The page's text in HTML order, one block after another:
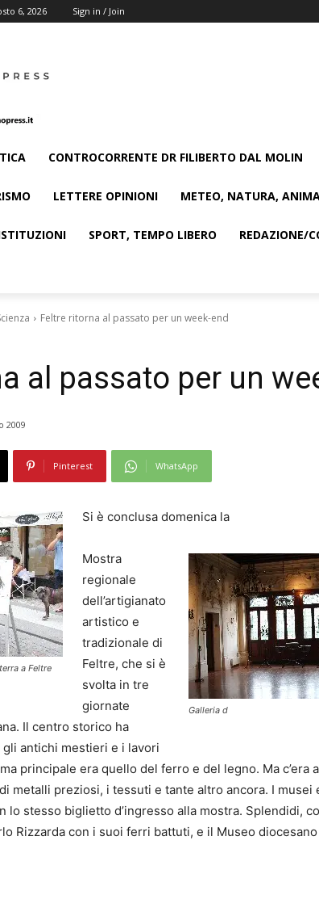
6, 2026 Sign in / Join
CONTROCORRENTE DR FILIBERTO DAL MOLIN
LETTERE OPINIONI METEO, NATURA,
SPORT, TEMPO LIBERO REDAZIONE/
Feltre ritorna al passato per un week-end
al passato per un
2009
Pinterest WhatsApp
a Feltre
Si è conclusa domenica la
Galleria d
‫Mostra
regionale
dell’artigianato
artistico e
tradizionale di
Feltre, che si è
svolta in tre
giornate
Il centro storico ha
antichi mestieri e i lavori
principale era quello del ferro e del legno. Ma c’era
metalli preziosi, i tessuti e tante altro ancora. I musei
lo stesso biglietto d’ingresso alla mostra. Splendidi,
Rizzarda con i suoi ferri battuti, e il Museo diocesano